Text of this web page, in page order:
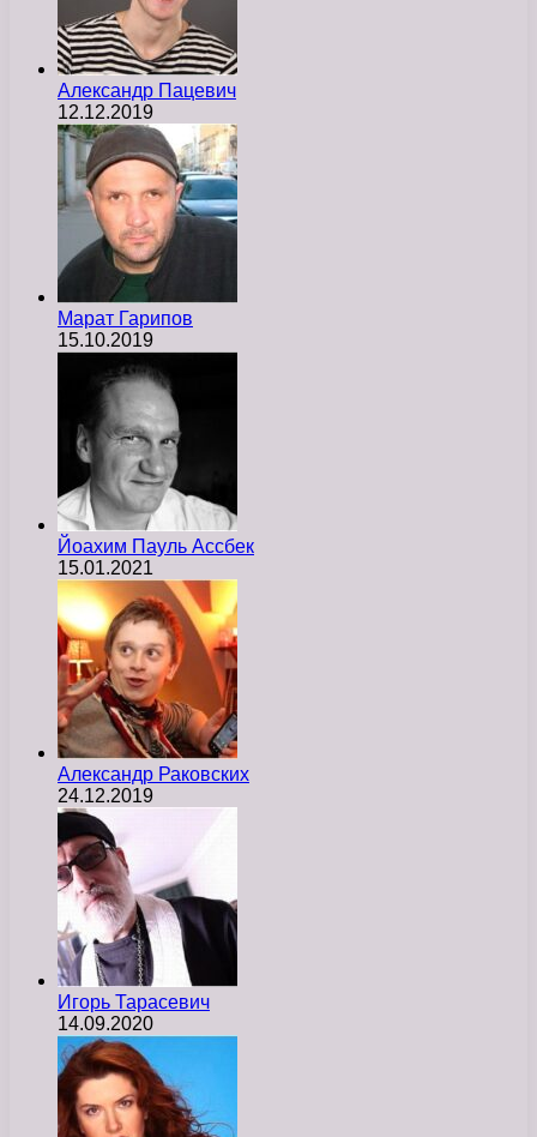
Александр Пацевич
12.12.2019
Марат Гарипов
15.10.2019
Йоахим Пауль Ассбек
15.01.2021
Александр Раковских
24.12.2019
Игорь Тарасевич
14.09.2020